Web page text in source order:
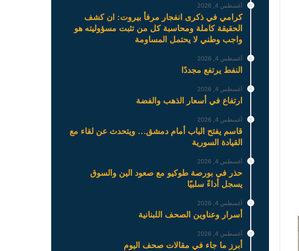
أغسطس 4, 2026
كرامي في ذكرى انفجار مرفأ بيروت: ان كشف
الحقيقة كاملة ومحاسبة كل من تثبت مسؤوليته هو
واجب وطني لا يحتمل المساومة
أغسطس 4, 2026
النفط يرتفع مجددًا
أغسطس 4, 2026
ارتفاع في أسعار الذهب والفضة
أغسطس 4, 2026
قاسم يفتح الباب أمام دمشق… ويتحدث عن لقاء مع
القيادة السورية
أغسطس 4, 2026
حذر في بورصة طوكيو مع صعود الين والسوق
يسجل أداءً سلبيًا
أغسطس 4, 2026
أسرار وعناوين الصحف اللبنانية
أغسطس 4, 2026
أبرز ما جاء في مقالات صحف اليوم